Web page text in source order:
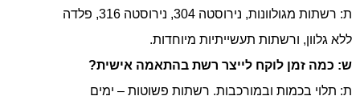
ת: רשתות מגולוונות, נירוסטה 304, נירוסטה 316, פלדה
ללא גלוון, ורשתות תעשייתיות מיוחדות.
ש: כמה זמן לוקח לייצר רשת בהתאמה אישית?
ת: תלוי בכמות ובמורכבות. רשתות פשוטות – ימים